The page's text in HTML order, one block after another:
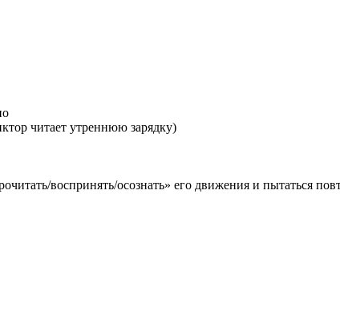
читает утреннюю зарядку)
воспринять/осознать» его движения и пытаться